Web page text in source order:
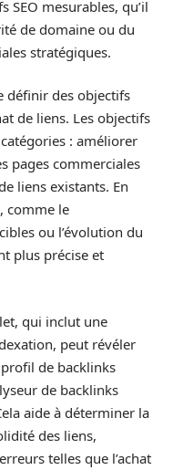
SEO mesurables, qu’il
de domaine ou du
stratégiques.
définir des objectifs
de liens. Les objectifs
: améliorer
pages commerciales
liens existants. En
comme le
ou l’évolution du
plus précise et
qui inclut une
peut révéler
de backlinks
de backlinks
aide à déterminer la
des liens,
telles que l’achat